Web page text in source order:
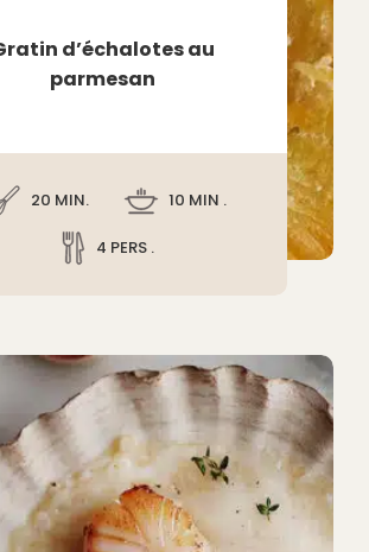
d’échalotes au
parmesan
20 MIN. 10 MIN .
4 PERS .